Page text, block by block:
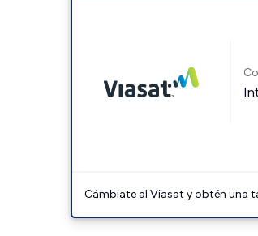
Cámbiate al Viasat y obtén una